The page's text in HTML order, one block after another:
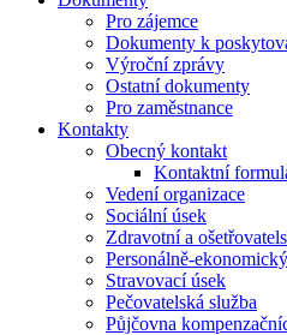
Pro zájemce
Dokumenty k
Výroční zprávy
Ostatní dokumenty
Pro zaměstnance
Kontakty
Obecný kontakt
Kontaktní
Vedení organizace
Sociální úsek
Zdravotní a
Personálně-
Stravovací úsek
Pečovatelská služba
Půjčovna